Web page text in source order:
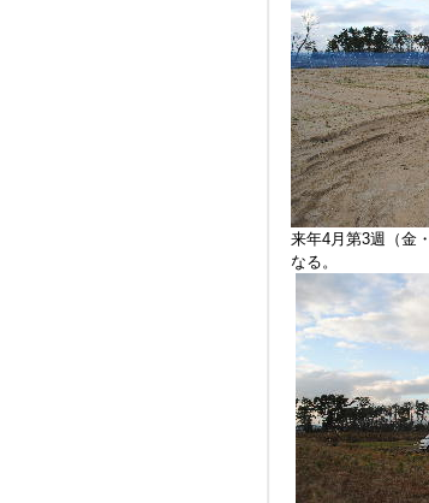
来年4月第3週（金
なる。